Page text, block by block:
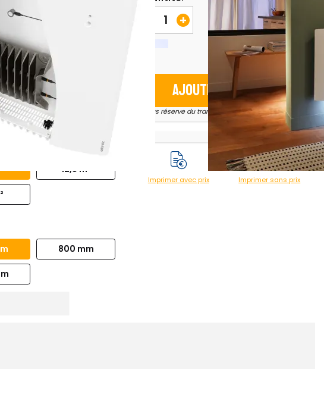
12,5 m²
800 mm
+
Ajouter au panier
* sous réserve du transporteur
Imprimer avec prix Imprimer sans prix